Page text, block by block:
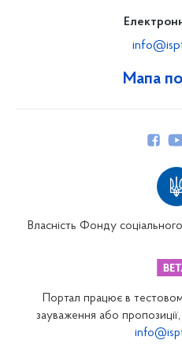
Мапа
Закарпатське відділення
Запорізьке відділення
Власність Фонду соціального
Портал працює в
зауваження або